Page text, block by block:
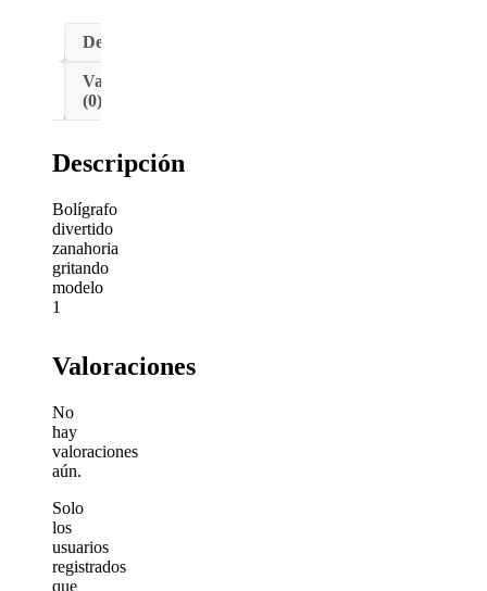
Descripción
Valoraciones
(0)
Descripción
Bolígrafo
divertido
zanahoria
gritando
modelo
1
Valoraciones
No
hay
valoraciones
aún.
Solo
los
usuarios
registrados
que